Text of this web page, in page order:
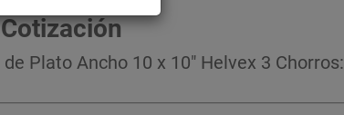
Plato Ancho 10 x 10" Helvex 3 Chorros: